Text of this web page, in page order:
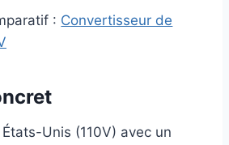
: Convertisseur de
Unis (110V) avec un